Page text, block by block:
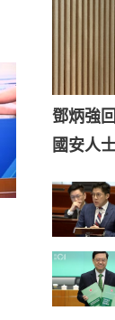
鄧炳強
國安人